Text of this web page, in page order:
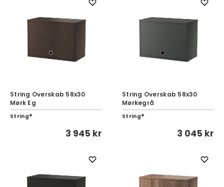
String Overskab 58x30
Mørk Eg
String®
3 945 kr
String Overskab 58x30
Mørkegrå
String®
3 045 kr